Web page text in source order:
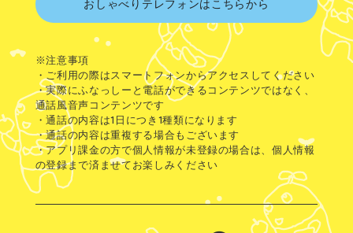
おしゃべりテレフォンはこちらから
※注意事項
・ご利用の際はスマートフォンからアクセスしてください
・実際にふなっしーと電話ができるコンテンツではなく、
通話風音声コンテンツです
・通話の内容は1日につき1種類になります
・通話の内容は重複する場合もございます
・アプリ課金の方で個人情報が未登録の場合は、個人情報
の登録まで済ませてお楽しみください